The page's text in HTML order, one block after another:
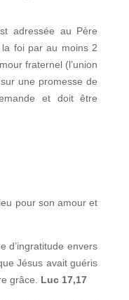
adressée au Père
foi par au moins 2
fraternel (l’union
une promesse de
et doit être
pour son amour et
d’ingratitude envers
Jésus avait guéris
grâce. Luc 17,17